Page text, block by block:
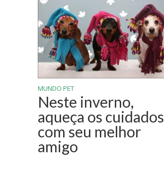
MUNDO PET
Neste inverno,
aqueça os cuidados
com seu melhor
amigo